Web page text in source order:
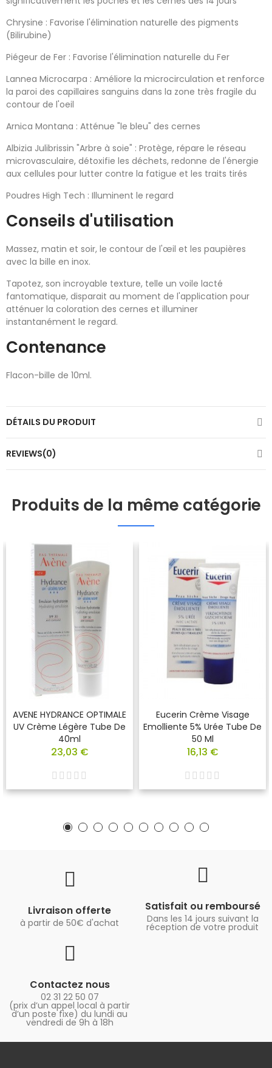
Chrysine : Favorise l'élimination naturelle des pigments
(Bilirubine)
Piégeur de Fer : Favorise l'élimination naturelle du Fer
Lannea Microcarpa : Améliore la microcirculation et renforce
la paroi des capillaires sanguins dans la zone très fragile du
contour de l'oeil
Arnica Montana : Atténue "le bleu" des cernes
Albizia Julibrissin "Arbre à soie" : Protège, répare le réseau
microvasculaire, détoxifie les déchets, redonne de l'énergie
aux cellules pour lutter contre la fatigue et les traits tirés
Poudres High Tech : Illuminent le regard
Conseils d'utilisation
Massez, matin et soir, le contour de l'œil et les paupières
avec la bille en inox.
Tapotez, son incroyable texture, telle un voile lacté
fantomatique, disparait au moment de l'application pour
atténuer la coloration des cernes et illuminer
instantanément le regard.
Contenance
Flacon-bille de 10ml.
DÉTAILS DU PRODUIT
REVIEWS(0)
Produits de la même catégorie
AVENE HYDRANCE OPTIMALE
UV Crème Légère Tube De
40ml
23,03 €
Eucerin Crème Visage
Emolliente 5% Urée Tube De
50 Ml
16,13 €
Livraison offerte
à partir de 50€ d'achat
Satisfait ou remboursé
Dans les 14 jours suivant la
réception de votre produit
Contactez nous
02 31 22 50 07
(prix d’un appel local à partir
d’un poste fixe) du lundi au
vendredi de 9h à 18h